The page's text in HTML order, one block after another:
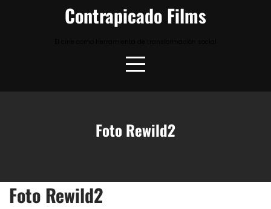
Contrapicado Films
Foto Rewild2
Foto Rewild2